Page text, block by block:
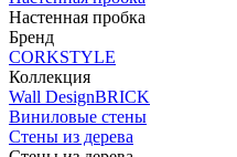
Настенная пробка
Бренд
CORKSTYLE
Коллекция
Wall DesignBRICK
Виниловые стены
Стены из дерева